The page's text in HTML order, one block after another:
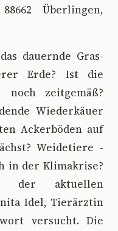
Überlingen,
dauernde Gras-
Erde? Ist die
zeitgemäß?
Wiederkäuer
Ackerböden auf
Weidetiere -
in der Klimakrise?
der aktuellen
Idel, Tierärztin
versucht. Die